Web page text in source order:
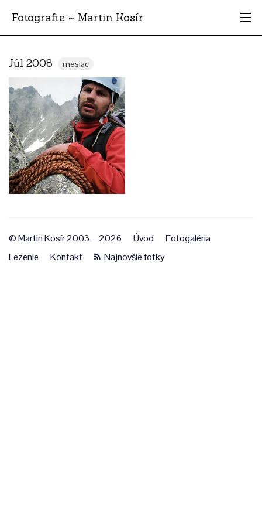
Fotografie ~ Martin Kosír
Albumy
Miesta
Archív
Vyhľadávanie
Júl 2008 mesiac
© Martin Kosír 2003—2026 Úvod
Fotogaléria
Lezenie
Kontakt Najnovšie fotky